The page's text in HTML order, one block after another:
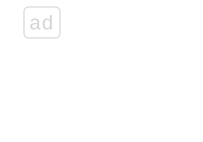
ad